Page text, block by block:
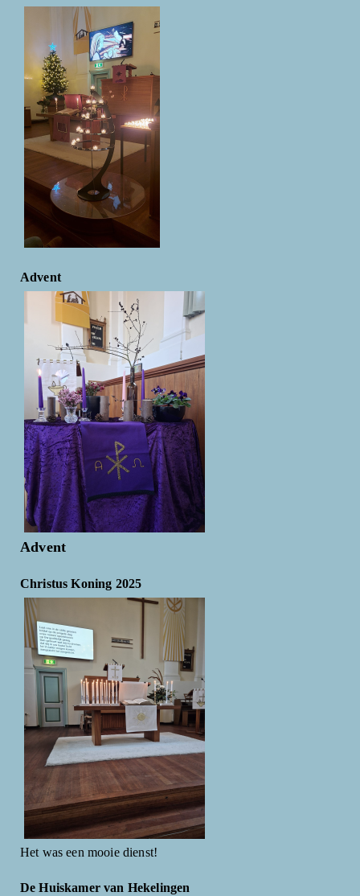
Advent
Advent
Christus Koning 2025
Het was een mooie dienst!
De Huiskamer van Hekelingen